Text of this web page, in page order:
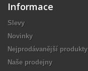
Informace
Slevy
Novinky
Nejprodávanější produkty
Naše prodejny